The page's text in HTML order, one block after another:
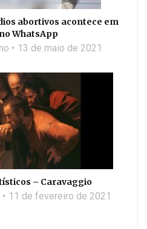
abortivos acontece em
WhatsApp
13 de maio de 2021
– Caravaggio
11 de fevereiro de 2021